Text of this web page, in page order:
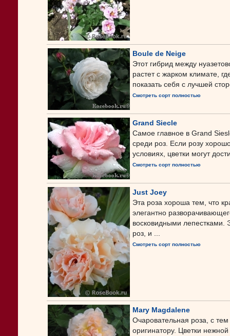
Boule de Neige
Этот гибрид между
растет с жарком климате,
показать себя с лучшей
Смотреть сорт полностью
Grand Siecle
Самое главное в Grand
среди роз. Если розу
условиях, цветки могут
Смотреть сорт полностью
Just Joey
Эта роза хороша тем, что
элегантно
восковидными лепестками.
роз, и ...
Смотреть сорт полностью
Mary Magdalene
Очаровательная роза, с
оригинатору. Цветки